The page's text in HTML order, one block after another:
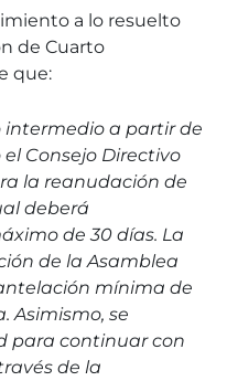
a lo resuelto
de Cuarto
que:
intermedio a partir de
Consejo Directivo
la reanudación de
deberá
de 30 días. La
de la Asamblea
mínima de
Asimismo, se
para continuar con
de la